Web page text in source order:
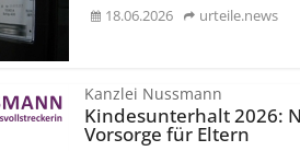
18.06.2026 urteile.news
Kanzlei Nussmann
Kindesunterhalt 2026:
Vorsorge für Eltern